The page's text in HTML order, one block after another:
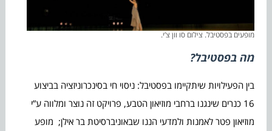
מופעים בפסטיבל. צילום סו וון צ’י.
מה בפסטיבל?
בין הפעילויות שיתקיימו בפסטיבל: ניסוי חי בסינכרוניזציה בביצוע
16 כנרים שינגנו ברחבי מוזיאון הטבע, פרויקט זה נוצר ומלווה ע”י
מוזיאון פטר לאמנות ולמדעי הננו שבאוניברסיטת בר אילן; מופע